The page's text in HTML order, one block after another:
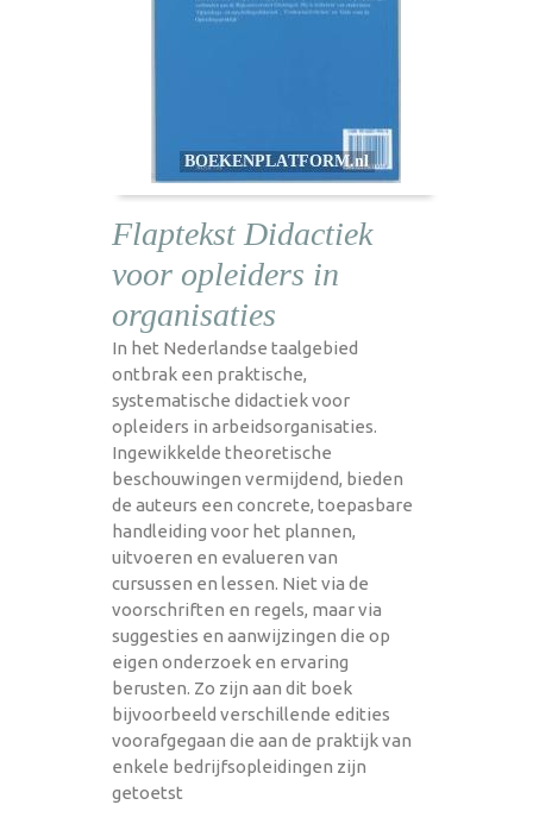
Flaptekst Didactiek
voor opleiders in
organisaties
In het Nederlandse taalgebied
ontbrak een praktische,
systematische didactiek voor
opleiders in arbeidsorganisaties.
Ingewikkelde theoretische
beschouwingen vermijdend, bieden
de auteurs een concrete, toepasbare
handleiding voor het plannen,
uitvoeren en evalueren van
cursussen en lessen. Niet via de
voorschriften en regels, maar via
suggesties en aanwijzingen die op
eigen onderzoek en ervaring
berusten. Zo zijn aan dit boek
bijvoorbeeld verschillende edities
voorafgegaan die aan de praktijk van
enkele bedrijfsopleidingen zijn
getoetst